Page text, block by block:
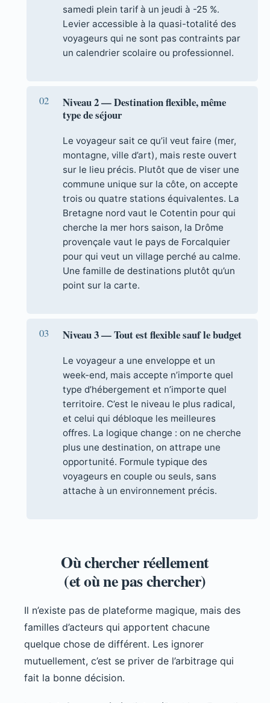
samedi plein tarif à un jeudi à -25 %.
Levier accessible à la quasi-totalité des
voyageurs qui ne sont pas contraints par
un calendrier scolaire ou professionnel.
Niveau 2 — Destination flexible, même
type de séjour
Le voyageur sait ce qu’il veut faire (mer,
montagne, ville d’art), mais reste ouvert
sur le lieu précis. Plutôt que de viser une
commune unique sur la côte, on accepte
trois ou quatre stations équivalentes. La
Bretagne nord vaut le Cotentin pour qui
cherche la mer hors saison, la Drôme
provençale vaut le pays de Forcalquier
pour qui veut un village perché au calme.
Une famille de destinations plutôt qu’un
point sur la carte.
Niveau 3 — Tout est flexible sauf le budget
Le voyageur a une enveloppe et un
week-end, mais accepte n’importe quel
type d’hébergement et n’importe quel
territoire. C’est le niveau le plus radical,
et celui qui débloque les meilleures
offres. La logique change : on ne cherche
plus une destination, on attrape une
opportunité. Formule typique des
voyageurs en couple ou seuls, sans
attache à un environnement précis.
Où chercher réellement
(et où ne pas chercher)
Il n’existe pas de plateforme magique, mais des
familles d’acteurs qui apportent chacune
quelque chose de différent. Les ignorer
mutuellement, c’est se priver de l’arbitrage qui
fait la bonne décision.